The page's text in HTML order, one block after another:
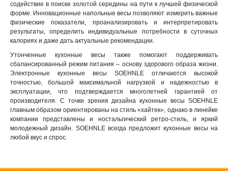
содействие в поиске золотой середины на пути к лучшей физической
форме. Инновационные напольные весы позволяют измерить важные
физические показатели, проанализировать и интерпретировать
результаты, определить индивидуальные потребности в суточных
калориях и даже дать актуальные рекомендации.
Утонченные кухонные весы также помогают поддерживать
сбалансированный режим питания – основу здорового образа жизни.
Электронные кухонные весы SOEHNLE отличаются высокой
точностью, большой максимальной нагрузкой и надежностью в
эксплуатации, что подтверждается многолетней гарантией от
производителя. С точки зрения дизайна кухонные весы SOEHNLE
главным образом ориентированы на стиль «хайтек», однако в линейке
компании представлены и ностальгический ретро-стиль, и яркий
молодежный дизайн. SOEHNLE всегда предложит кухонные весы на
любой вкус и спрос.